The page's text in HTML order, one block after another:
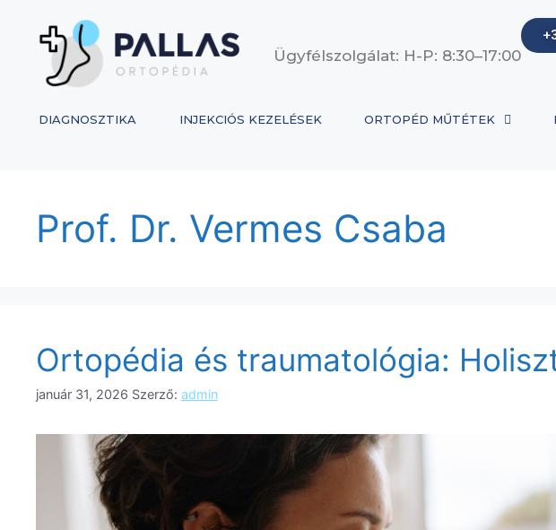
Ügyfélszolgálat: H-P: 8:30–17:00
DIAGNOSZTIKA INJEKCIÓS KEZELÉSEK ORTOPÉD MŰTÉTEK
Prof. Dr. Vermes Csaba
Ortopédia és traumatológia:
január 31, 2026 Szerző: admin